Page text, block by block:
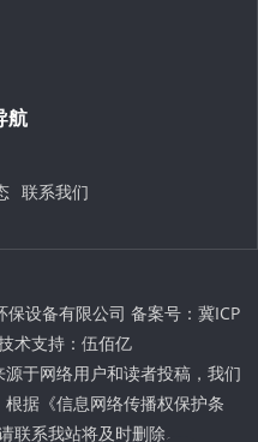
航
联系我们
设备有限公司 备案号： 冀ICP
术支持： 伍佰亿
于网络用户和读者投稿，我们
据《信息网络传播权保护条
联系我站将及时删除。